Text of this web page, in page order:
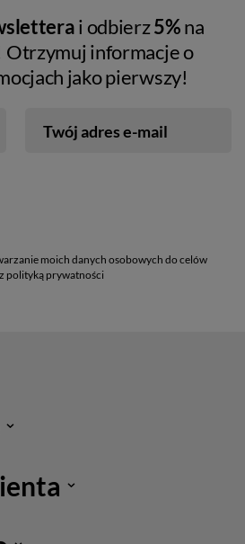
i odbierz5%na
Otrzymuj informacje o
jako pierwszy!
Twój adres e-mail
moich danych osobowych do celów
polityką prywatności